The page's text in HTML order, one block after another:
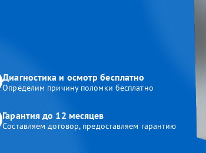
Диагностика и осмотр бесплатно
Определим причину поломки бесплатно
Гарантия до 12 месяцев
Составляем договор, предоставляем гарантию